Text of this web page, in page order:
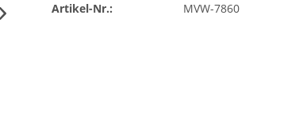
Artikel-Nr.: MVW-7860